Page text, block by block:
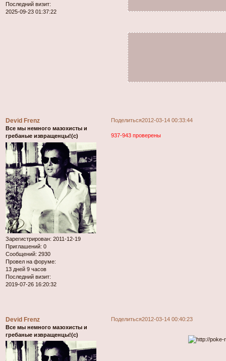
Последний визит:
2025-09-23 01:37:22
Поделиться2012-03-14 00:33:44
Devid Frenz
Все мы немного мазохисты и
гребаные извращенцы!(с)
Зарегистрирован: 2011-12-19
Приглашений: 0
Сообщений: 2930
Провел на форуме:
13 дней 9 часов
Последний визит:
2019-07-26 16:20:32
937-943 проверены
Поделиться2012-03-14 00:40:23
Devid Frenz
Все мы немного мазохисты и
гребаные извращенцы!(с)